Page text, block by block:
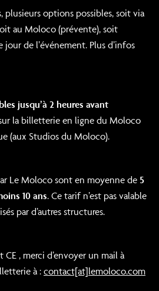
plusieurs options possibles, soit via
au Moloco (prévente), soit
de l’événement. Plus d’infos
jusqu’à 2 heures avant
la billetterie en ligne du Moloco
(aux Studios du Moloco).
Le Moloco sont en moyenne de 5
10 ans. Ce tarif n’est pas valable
par d’autres structures.
, merci d’envoyer un mail à
à : contact[at]lemoloco.com